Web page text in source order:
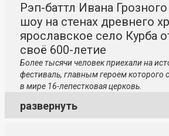
Рэп-баттл Ивана
шоу на стенах древнего
ярославское село Курба
своё 600-летие
Более тысячи человек приехали на
фестиваль, главным героем которого
в мире 16-лепестковая церковь.
развернуть